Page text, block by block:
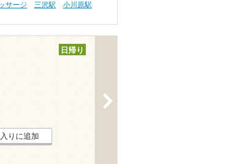
サージ 三沢駅
小川原駅
日帰り
りに追加